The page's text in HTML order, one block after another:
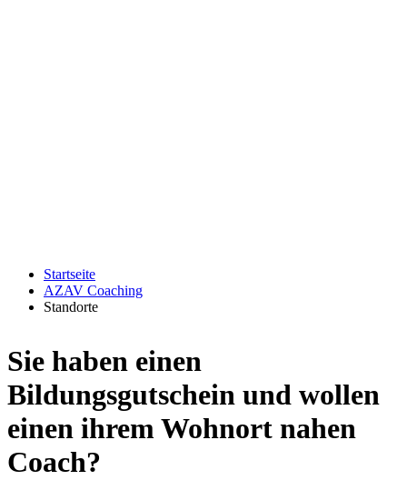
Startseite
AZAV Coaching
Standorte
Sie haben einen
Bildungsgutschein und wollen
einen ihrem Wohnort nahen
Coach?